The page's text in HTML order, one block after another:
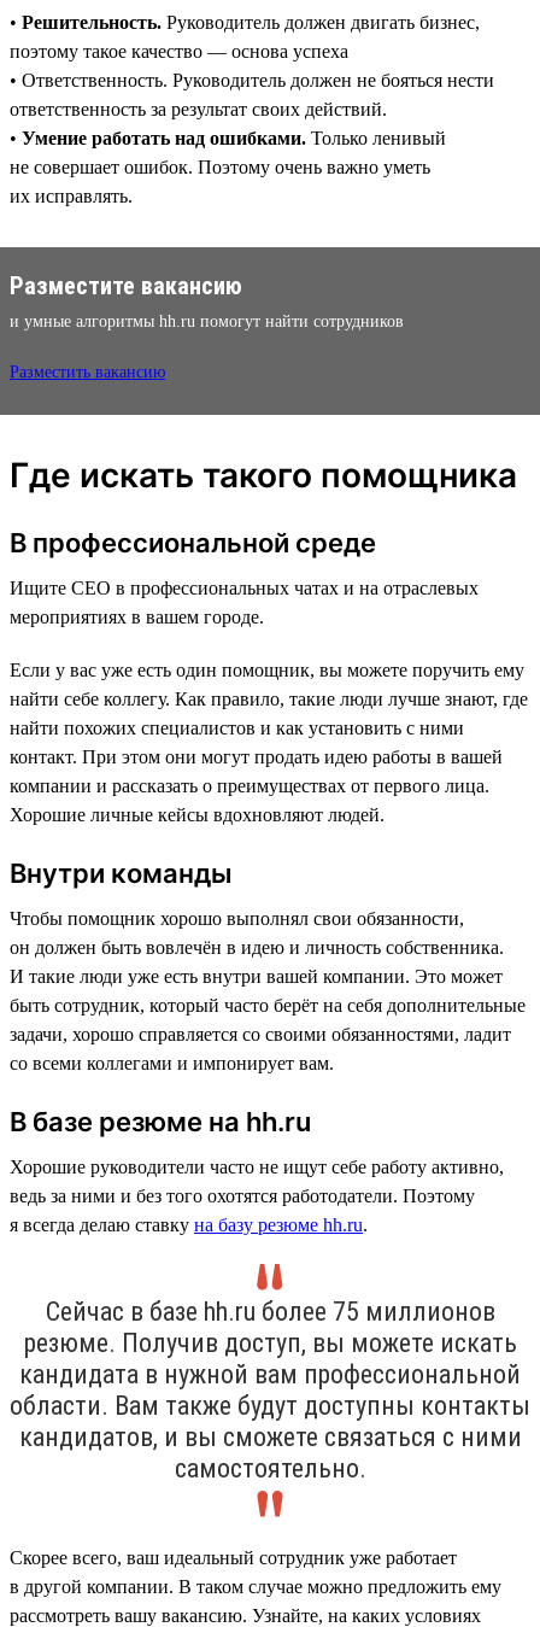
• Решительность. Руководитель должен двигать бизнес,
поэтому такое качество — основа успеха
• Ответственность. Руководитель должен не бояться нести
ответственность за результат своих действий.
• Умение работать над ошибками. Только ленивый
не совершает ошибок. Поэтому очень важно уметь
их исправлять.
Разместите вакансию
и умные алгоритмы hh.ru помогут найти сотрудников
Разместить вакансию
Где искать такого помощника
В профессиональной среде
Ищите CEO в профессиональных чатах и на отраслевых
мероприятиях в вашем городе.
Если у вас уже есть один помощник, вы можете поручить ему
найти себе коллегу. Как правило, такие люди лучше знают, где
найти похожих специалистов и как установить с ними
контакт. При этом они могут продать идею работы в вашей
компании и рассказать о преимуществах от первого лица.
Хорошие личные кейсы вдохновляют людей.
Внутри команды
Чтобы помощник хорошо выполнял свои обязанности,
он должен быть вовлечён в идею и личность собственника.
И такие люди уже есть внутри вашей компании. Это может
быть сотрудник, который часто берёт на себя дополнительные
задачи, хорошо справляется со своими обязанностями, ладит
со всеми коллегами и импонирует вам.
В базе резюме на hh.ru
Хорошие руководители часто не ищут себе работу активно,
ведь за ними и без того охотятся работодатели. Поэтому
я всегда делаю ставку на базу резюме hh.ru.
Сейчас в базе hh.ru более 75 миллионов
резюме. Получив доступ, вы можете искать
кандидата в нужной вам профессиональной
области. Вам также будут доступны контакты
кандидатов, и вы сможете связаться с ними
самостоятельно.
Скорее всего, ваш идеальный сотрудник уже работает
в другой компании. В таком случае можно предложить ему
рассмотреть вашу вакансию. Узнайте, на каких условиях